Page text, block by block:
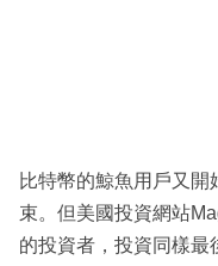
比特幣的鯨魚用戶又
束。但美國投資網站
的投資者，投資同樣